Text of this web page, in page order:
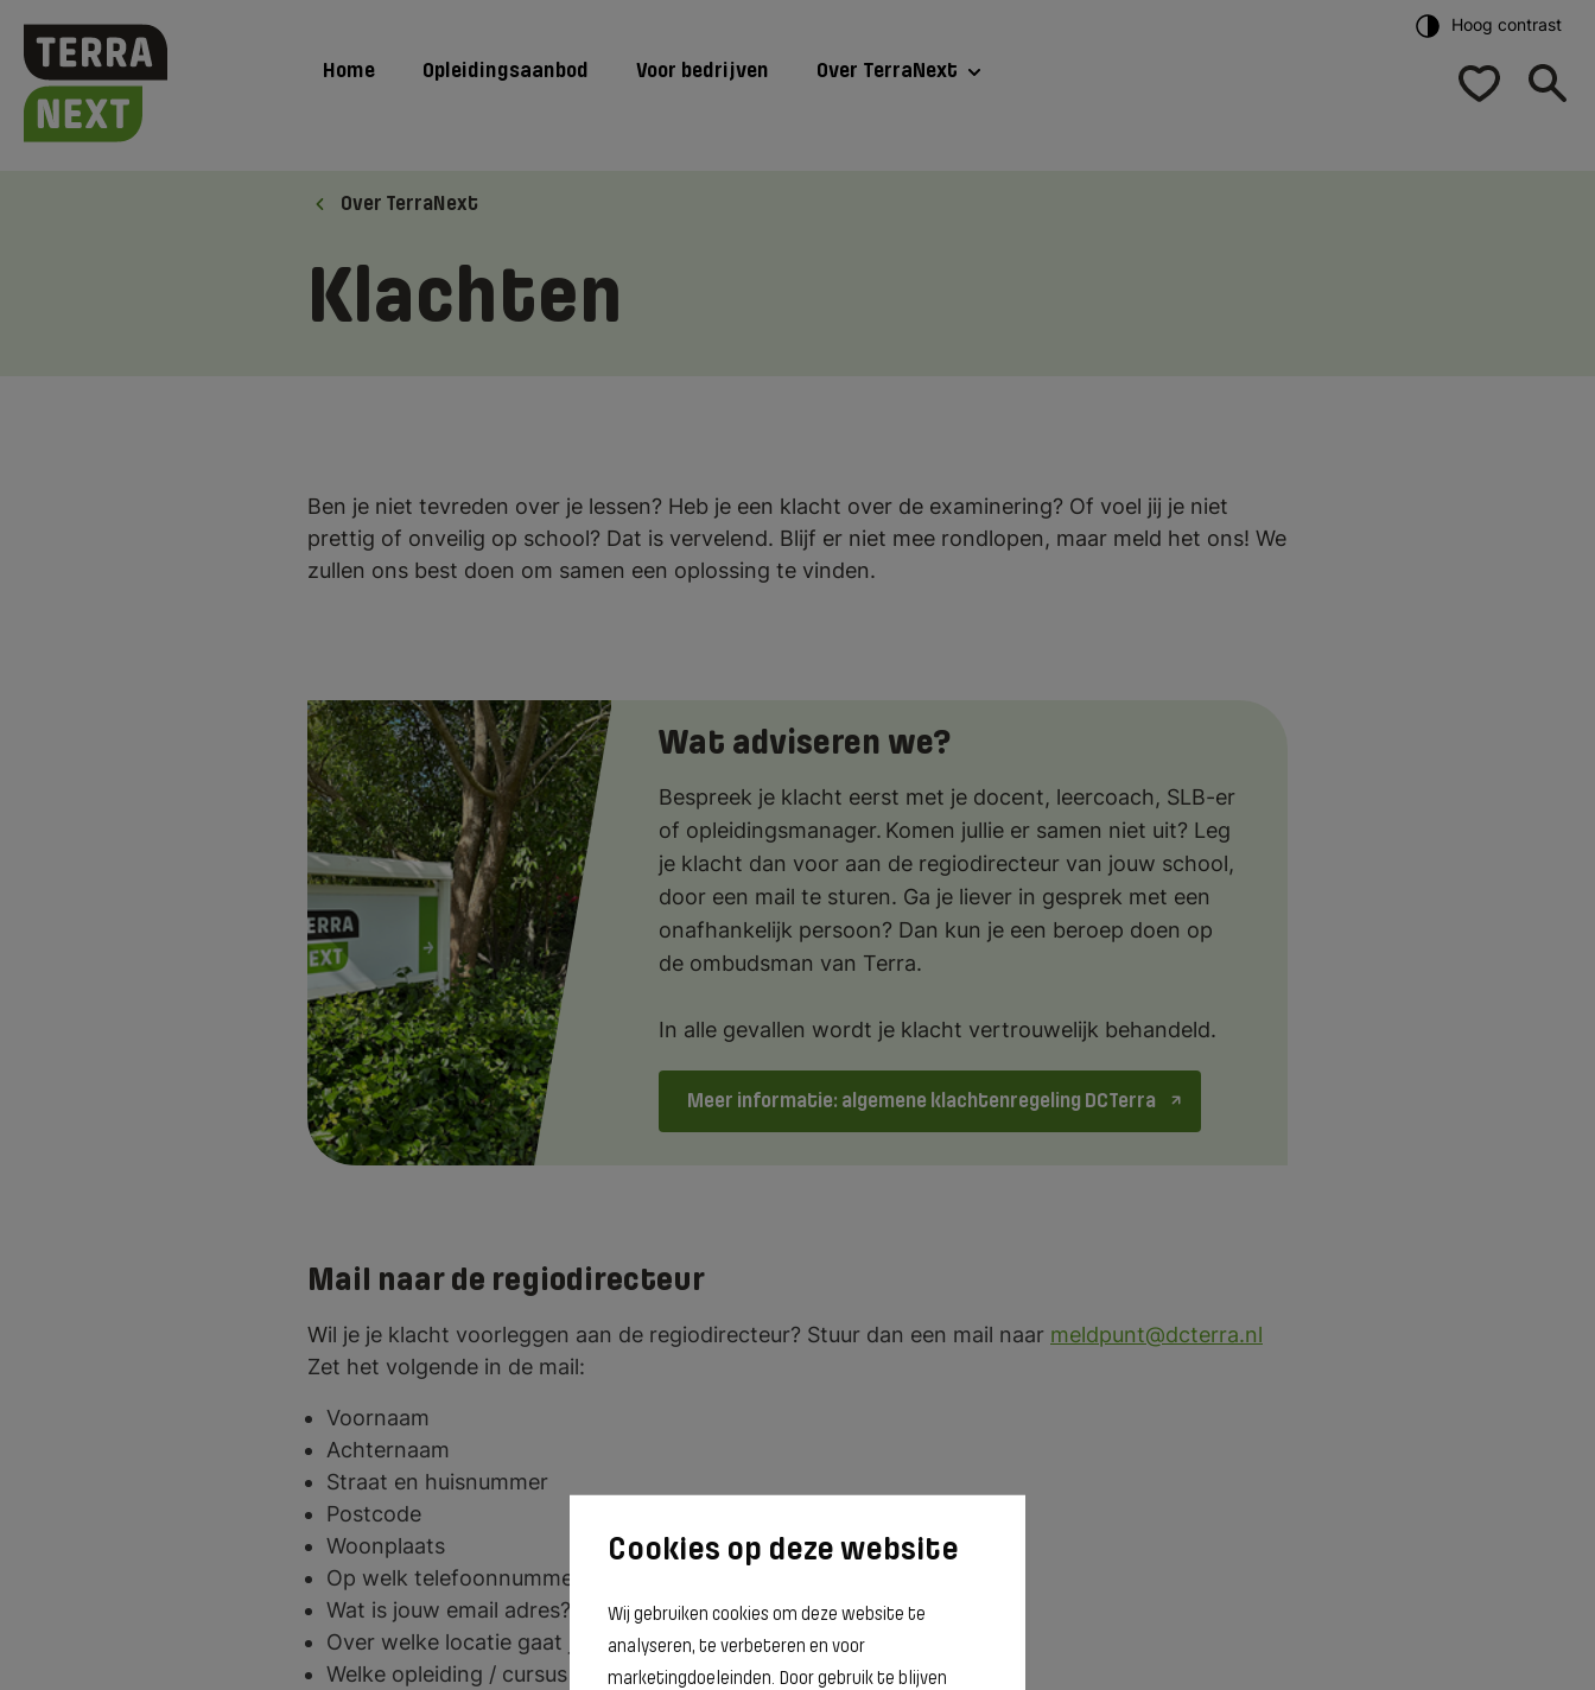
Wij gebruiken cookies om deze website te
analyseren, te verbeteren en voor
marketingdoeleinden. Door gebruik te blijven
Home Opleidingsaanbod Voor bedrijven Over TerraNext
Hoog contrast
Over TerraNext
Klachten
Ben je niet tevreden over je lessen? Heb je een klacht over de examinering? Of voel jij je niet
prettig of onveilig op school? Dat is vervelend. Blijf er niet mee rondlopen, maar meld het ons! We
zullen ons best doen om samen een oplossing te vinden.
Wat adviseren we?
Bespreek je klacht eerst met je docent, leercoach, SLB-er
of opleidingsmanager. Komen jullie er samen niet uit? Leg
je klacht dan voor aan de regiodirecteur van jouw school,
door een mail te sturen. Ga je liever in gesprek met een
onafhankelijk persoon? Dan kun je een beroep doen op
de ombudsman van Terra.
In alle gevallen wordt je klacht vertrouwelijk behandeld.
Meer informatie: algemene klachtenregeling DCTerra
Mail naar de regiodirecteur
Wil je je klacht voorleggen aan de regiodirecteur? Stuur dan een mail naar meldpunt@dcterra.nl
Zet het volgende in de mail:
Voornaam
Achternaam
Straat en huisnummer
Postcode
Woonplaats
Op welk telefoonnummer kunnen we je bereiken?
Wat is jouw email adres?
Over welke locatie gaat je klacht?
Welke opleiding / cursus volg je bij ons?